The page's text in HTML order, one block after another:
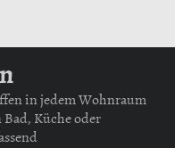
in jedem Wohnraum
Küche oder